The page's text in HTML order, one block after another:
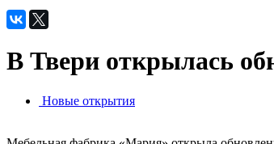
В Твери открылась
Новые открытия